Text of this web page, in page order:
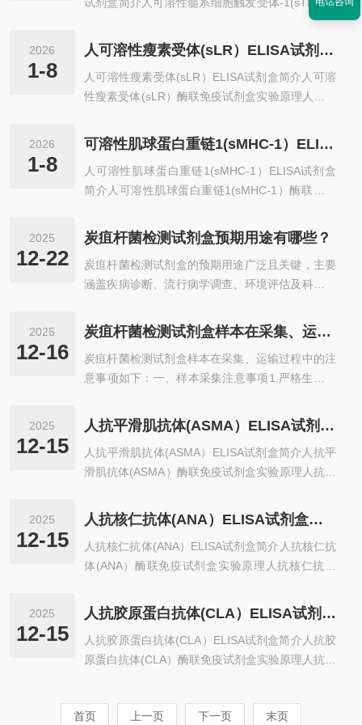
1）酶联免疫试剂盒实验原理人可溶性髓系细胞触
发受体-1(sTREM-1）ELISA试剂盒采用双抗体一
步夹心法酶联免疫吸附试验（ELISA）。往预先包
被人可溶性髓系细胞触发受体-1(sTREM-1）捕获
抗体的包被微孔中，依次加入标本、标准品、HRP
B显色，TMB在过氧化物酶的催化下转化成蓝色，
2026
1-8
人可溶性瘦素受体(sLR）ELISA试剂盒简介
人可溶性瘦素受体(sLR）ELISA试剂盒简介人可溶
性瘦素受体(sLR）酶联免疫试剂盒实验原理人可溶
心法酶联免疫吸附试验（ELISA）。往预先包被人
可溶性瘦素受体(sLR）捕获抗体的包被微孔中，依
次加入标本、标准品、HRP标记的检测抗体，经过
温育并彻di洗涤。用底物TMB显色，TMB在过氧化
最终的黄色。颜色的深浅和样品中的人可溶性瘦素
2026
1-8
可溶性肌球蛋白重链1(sMHC-1）ELISA试剂盒简介
人可溶性肌球蛋白重链1(sMHC-1）ELISA试剂盒
简介人可溶性肌球蛋白重链1(sMHC-1）酶联免疫
1）ELISA试剂盒采用双抗体一步夹心法酶联免疫
吸附试验（ELISA）。往预先包被人可溶性肌球蛋
白重链1(sMHC-1）捕获抗体的包被微孔中，依次
加入标本、标准品、HRP标记的检测抗体，经过温
酶的催化下转化成蓝色，并在酸的作用下转化成最
2025
12-22
炭疽杆菌检测试剂盒预期用途有哪些？
炭疽杆菌检测试剂盒的预期用途广泛且关键，主要
涵盖疾病诊断、流行病学调查、环境评估及科研实
疽病：炭疽杆菌检测试剂盒通过检测样本中的炭疽
杆菌DNA，能够快速、准确地辅助诊断炭疽病。这
对于及时控制炭疽疫情、减少疾病传播具有重要意
义。2.多类型样本检测：试剂盒适用于检测多种样
分泌物、痰液、呕吐物、粪便、血液、脑脊液以及
挥作用，满足多样化的检测需求。3....
2025
12-16
炭疽杆菌检测试剂盒样本在采集、运输过程中的注意事项
炭疽杆菌检测试剂盒样本在采集、运输过程中的注
意事项如下：一、样本采集注意事项1.严格生物安
级别口罩、护目镜/面屏、手套及鞋套，防止直接接
触样本。采样前检查防护装备完整性，避免破损导
致感染风险；采样后按规范流程脱卸防护用品，并
进行手卫生消毒。2.炭疽杆菌检测试剂盒样本类型
脓疱渗出液（无菌棉签蘸取）或溃疡边缘组织（生
皮，避免碾碎。肺炭疽：患者咳嗽期...
2025
12-15
人抗平滑肌抗体(ASMA）ELISA试剂盒简介
人抗平滑肌抗体(ASMA）ELISA试剂盒简介人抗平
滑肌抗体(ASMA）酶联免疫试剂盒实验原理人抗平
心法酶联免疫吸附试验（ELISA）。往预先包被人
抗平滑肌抗体(ASMA）捕获抗体的包被微孔中，依
次加入标本、标准品、HRP标记的检测抗体，经过
温育并彻di洗涤。用底物TMB显色，TMB在过氧化
最终的黄色。颜色的深浅和样品中的人抗平滑肌抗
2025
12-15
人抗核仁抗体(ANA）ELISA试剂盒简介
人抗核仁抗体(ANA）ELISA试剂盒简介人抗核仁抗
体(ANA）酶联免疫试剂盒实验原理人抗核仁抗体
疫吸附试验（ELISA）。往预先包被人抗核仁抗体
(ANA）捕获抗体的包被微孔中，依次加入标本、
标准品、HRP标记的检测抗体，经过温育并彻di洗
涤。用底物TMB显色，TMB在过氧化物酶的催化下
颜色的深浅和样品中的人抗核仁抗体(ANA）呈正
相关。用酶标仪在450nm波长下测定吸光度（OD
2025
12-15
人抗胶原蛋白抗体(CLA）ELISA试剂盒简介
人抗胶原蛋白抗体(CLA）ELISA试剂盒简介人抗胶
原蛋白抗体(CLA）酶联免疫试剂盒实验原理人抗胶
抗胶原蛋白抗体(CLA）捕获抗体的包被微孔中，依
首页 上一页 下一页 末页